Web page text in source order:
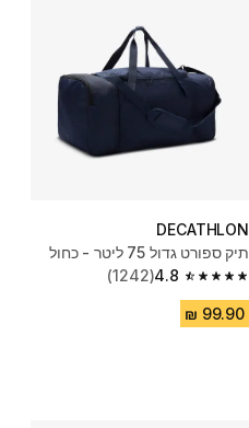
DECATHLON
תיק ספורט גדול 75 ליטר - כחול
4.8
4.8 out of 5 stars from 1242 reviews
(1242)